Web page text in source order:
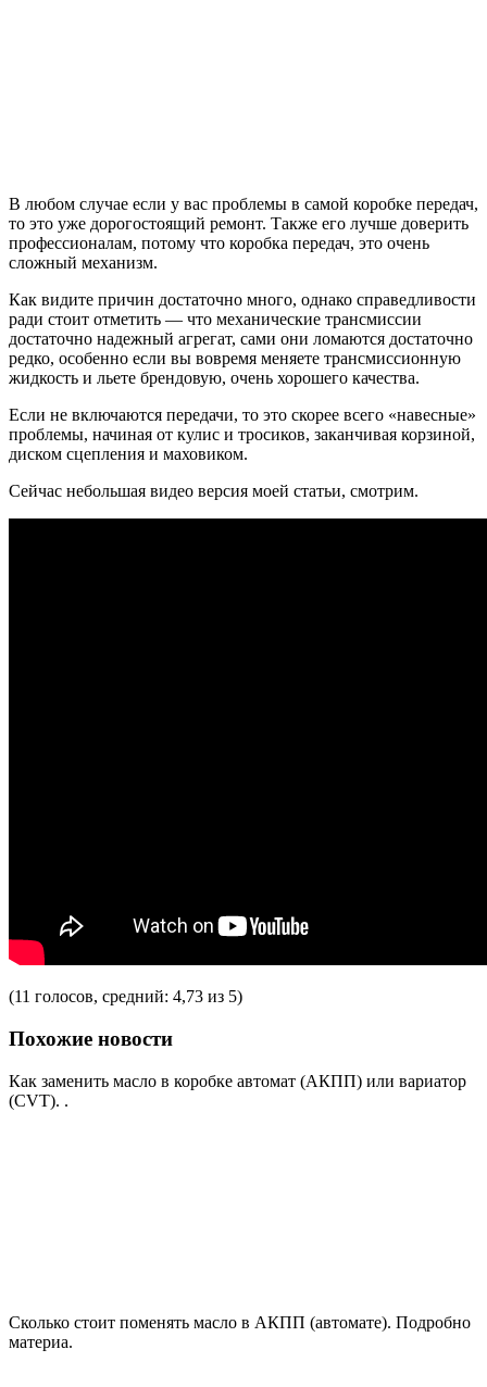
В любом случае если у вас проблемы в самой коробке передач,
то это уже дорогостоящий ремонт. Также его лучше доверить
профессионалам, потому что коробка передач, это очень
сложный механизм.
Как видите причин достаточно много, однако справедливости
ради стоит отметить — что механические трансмиссии
достаточно надежный агрегат, сами они ломаются достаточно
редко, особенно если вы вовремя меняете трансмиссионную
жидкость и льете брендовую, очень хорошего качества.
Если не включаются передачи, то это скорее всего «навесные»
проблемы, начиная от кулис и тросиков, заканчивая корзиной,
диском сцепления и маховиком.
Сейчас небольшая видео версия моей статьи, смотрим.
(11 голосов, средний: 4,73 из 5)
Похожие новости
Как заменить масло в коробке автомат (АКПП) или вариатор
(CVT). .
Сколько стоит поменять масло в АКПП (автомате). Подробно
материа.